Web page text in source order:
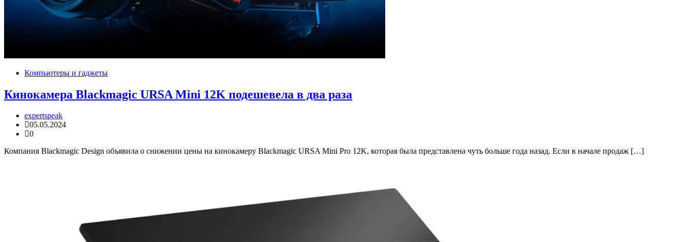
Компьютеры и гаджеты
Кинокамера Blackmagic URSA Mini 12K подешевела в два раза
expertspeak
05.05.2024
0
Компания Blackmagic Design объявила о снижении цены на кинокамеру Blackmagic URSA Mini Pro 12K, которая была представлена чуть больше года назад. Если в начале продаж […]